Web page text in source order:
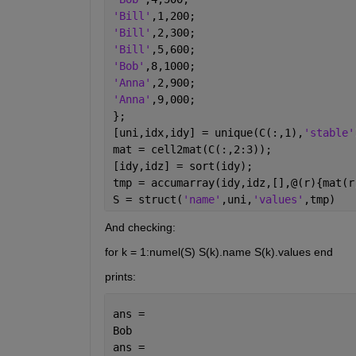
'Bill' ,1,200;
'Bill' ,2,300;
'Bill' ,5,600;
'Bob' ,8,1000;
'Anna' ,2,900;
'Anna' ,9,000;
};
[uni,idx,idy] = unique(C(:,1), 'stable'
mat = cell2mat(C(:,2:3));
[idy,idz] = sort(idy);
tmp =
S = struct( 'name' ,uni, 'values' ,tmp)
And checking:
for k = 1:numel(S) S(k).name S(k).values end
prints:
ans =
Bob
ans =